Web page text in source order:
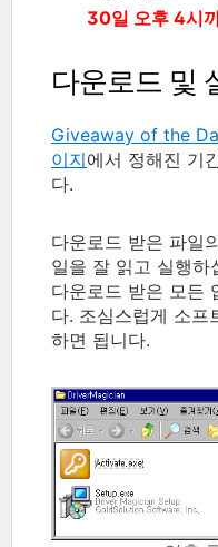
30일 오후 4시
다운로드 및
Giveaway of the
이지에서 정해진 기
다.
다운로드 받은 파일
일을 잘 읽고 실행
다운로드 받은 모든
다. 조심스럽게 소프
하면 됩니다.